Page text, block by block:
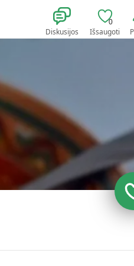
Diskusijos
0
Išsaugoti